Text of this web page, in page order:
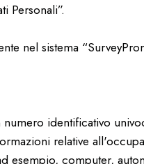
Personali”.
nel sistema
identificativo
relative
esempio, computer,